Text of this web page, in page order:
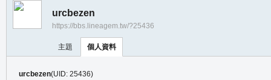
urcbezen
https://bbs.lineagem.tw/?25436
主題 個人資料
urcbezen(UID: 25436)